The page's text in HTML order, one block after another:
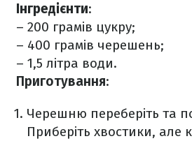
Інгредієнти:
– 200 грамів цукру;
– 400 грамів черешень;
– 1,5 літра води.
Приготування:
Черешню переберіть та
Приберіть хвостики, але